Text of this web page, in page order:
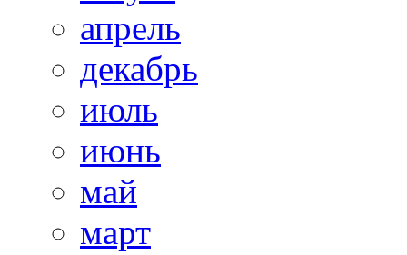
апрель
декабрь
июль
июнь
май
март